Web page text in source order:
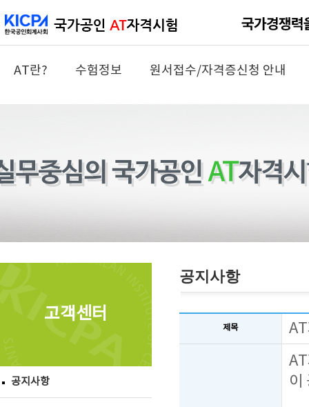
AT란? 수험정보 원서접수/자격증신청 안내
고객센터
공지사항
공지사항
제목
이